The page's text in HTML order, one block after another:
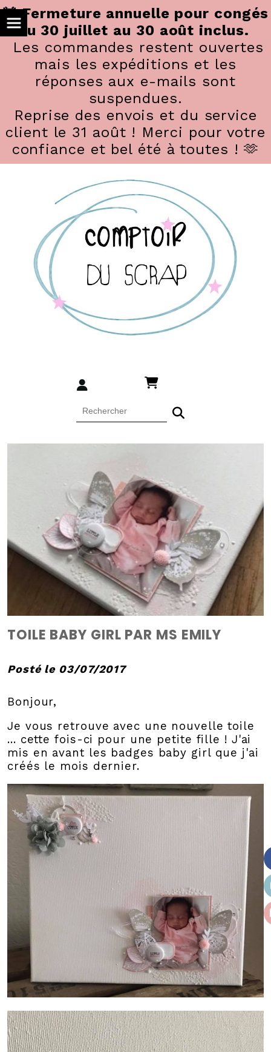
🚨 Fermeture annuelle pour congés
du 30 juillet au 30 août inclus.
Les commandes restent ouvertes
mais les expéditions et les
réponses aux e-mails sont
suspendues.
Reprise des envois et du service
client le 31 août ! Merci pour votre
confiance et bel été à toutes ! 🫶
TOILE BABY GIRL PAR MS EMILY
Posté le 03/07/2017
Bonjour,
Je vous retrouve avec une nouvelle toile
... cette fois-ci pour une petite fille ! J'ai
mis en avant les badges baby girl que j'ai
créés le mois dernier.